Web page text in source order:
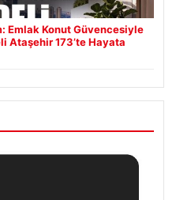
Emlak Konut Güvencesiyle
Ataşehir 173’te Hayata